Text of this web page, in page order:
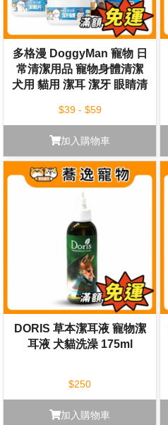
多格漫 DoggyMan 寵物 日
常清潔用品 寵物身體清潔
犬用 貓用 潔耳 潔牙 眼睛清
$39 - $59
加入購物車
DORIS 草本潔耳液 寵物潔
耳液 犬貓洗澡 175ml
$250
加入購物車